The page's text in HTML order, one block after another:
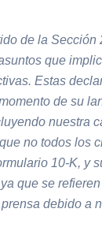
de la
que
Estas
de su
no todos
10-K,
que se
debido a